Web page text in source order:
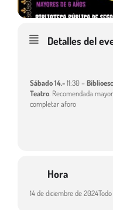
Detalles del
Sábado 14.-11:30 –
Teatro . Recomendada
completar aforo
Hora
14 de diciembre de 2024